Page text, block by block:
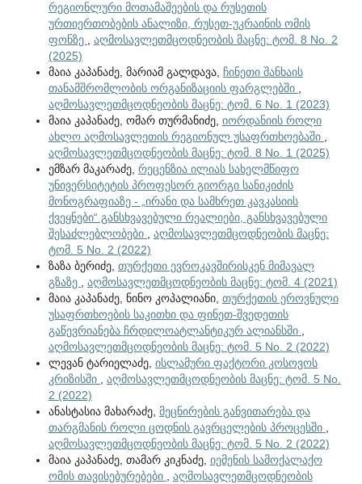
რეგიონლური მოთამაშეების და რუსეთის
ურთიერთობების ანალიზი, რუსეთ-უკრაინის ომის
ფონზე , აღმოსავლეთმცოდნეობის მაცნე: ტომ. 8 No. 2
(2025)
მაია კაპანაძე, მარიამ გალდავა, ჩინეთი შანხაის
თანამშრომლობის ორგანიზაციის ფარგლებში ,
აღმოსავლეთმცოდნეობის მაცნე: ტომ. 6 No. 1 (2023)
მაია კაპანაძე, ომარ თურმანიძე, იორდანიის როლი
ახლო აღმოსავლეთის რეგიონულ უსაფრთხოებაში ,
აღმოსავლეთმცოდნეობის მაცნე: ტომ. 8 No. 1 (2025)
ემზარ მაკარაძე, რეცენზია ილიას სახელმწიფო
უნივერსიტეტის პროფესორ გიორგი სანიკიძის
მონოგრაფიაზე - „ირანი და სამხრეთ კავკასიის
ქვეყნები“ განსხვავებული რეალიები, განსხვავებული
შესაძლებლობები , აღმოსავლეთმცოდნეობის მაცნე:
ტომ. 5 No. 2 (2022)
ზაზა ბერიძე, თურქეთი ევროკავშირისკენ მიმავალ
გზაზე , აღმოსავლეთმცოდნეობის მაცნე: ტომ. 4 (2021)
მაია კაპანაძე, ნინო კოპალიანი, თურქეთის ეროვნული
უსაფრთხოების საკითხი და ფინეთ-შვედეთის
გაწევრიანება ჩრდილოატლანტიკურ ალიანსში ,
აღმოსავლეთმცოდნეობის მაცნე: ტომ. 5 No. 2 (2022)
ლევან ტარიელაძე, ისლამური ფაქტორი კოსოვოს
კრიზისში , აღმოსავლეთმცოდნეობის მაცნე: ტომ. 5 No.
2 (2022)
ანასტასია მახარაძე, მეცნირების განვითარება და
თარგმანის როლი ცოდნის გავრცელების პროცესში ,
აღმოსავლეთმცოდნეობის მაცნე: ტომ. 5 No. 2 (2022)
მაია კაპანაძე, თამარ კიკნაძე, იემენის სამოქალაქო
ომის თავისებურებები , აღმოსავლეთმცოდნეობის